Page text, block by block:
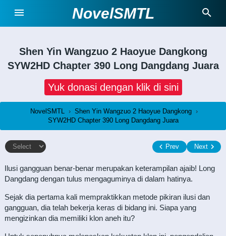
NovelSMTL
Shen Yin Wangzuo 2 Haoyue Dangkong
SYW2HD Chapter 390 Long Dangdang Juara
Yuk donasi dengan klik di sini
NovelSMTL › Shen Yin Wangzuo 2 Haoyue Dangkong ›
SYW2HD Chapter 390 Long Dangdang Juara
Prev Next
Ilusi gangguan benar-benar merupakan keterampilan ajaib! Long
Dangdang dengan tulus mengaguminya di dalam hatinya.
Sejak dia pertama kali mempraktikkan metode pikiran ilusi dan
gangguan, dia telah bekerja keras di bidang ini. Siapa yang
mengizinkan dia memiliki klon aneh itu?